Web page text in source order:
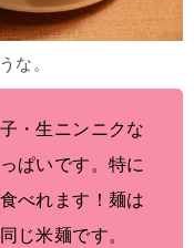
な。
・生ニンニクな
ぱいです。特に
べれます！麺は
じ米麺です。